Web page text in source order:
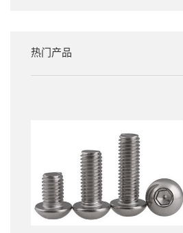
热门产品